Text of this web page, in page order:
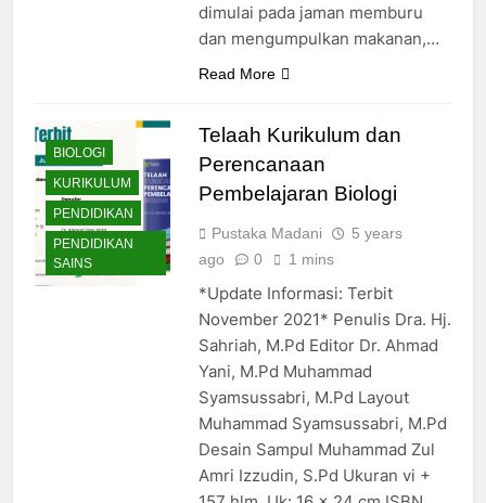
dimulai pada jaman memburu
dan mengumpulkan makanan,…
Read More
BIOLOGI
KURIKULUM
PENDIDIKAN
PENDIDIKAN
SAINS
Telaah Kurikulum dan
Perencanaan
Pembelajaran Biologi
Pustaka Madani
5 years
ago
0 1 mins
*Update Informasi: Terbit
November 2021* Penulis Dra. Hj.
Sahriah, M.Pd Editor Dr. Ahmad
Yani, M.Pd Muhammad
Syamsussabri, M.Pd Layout
Muhammad Syamsussabri, M.Pd
Desain Sampul Muhammad Zul
Amri Izzudin, S.Pd Ukuran vi +